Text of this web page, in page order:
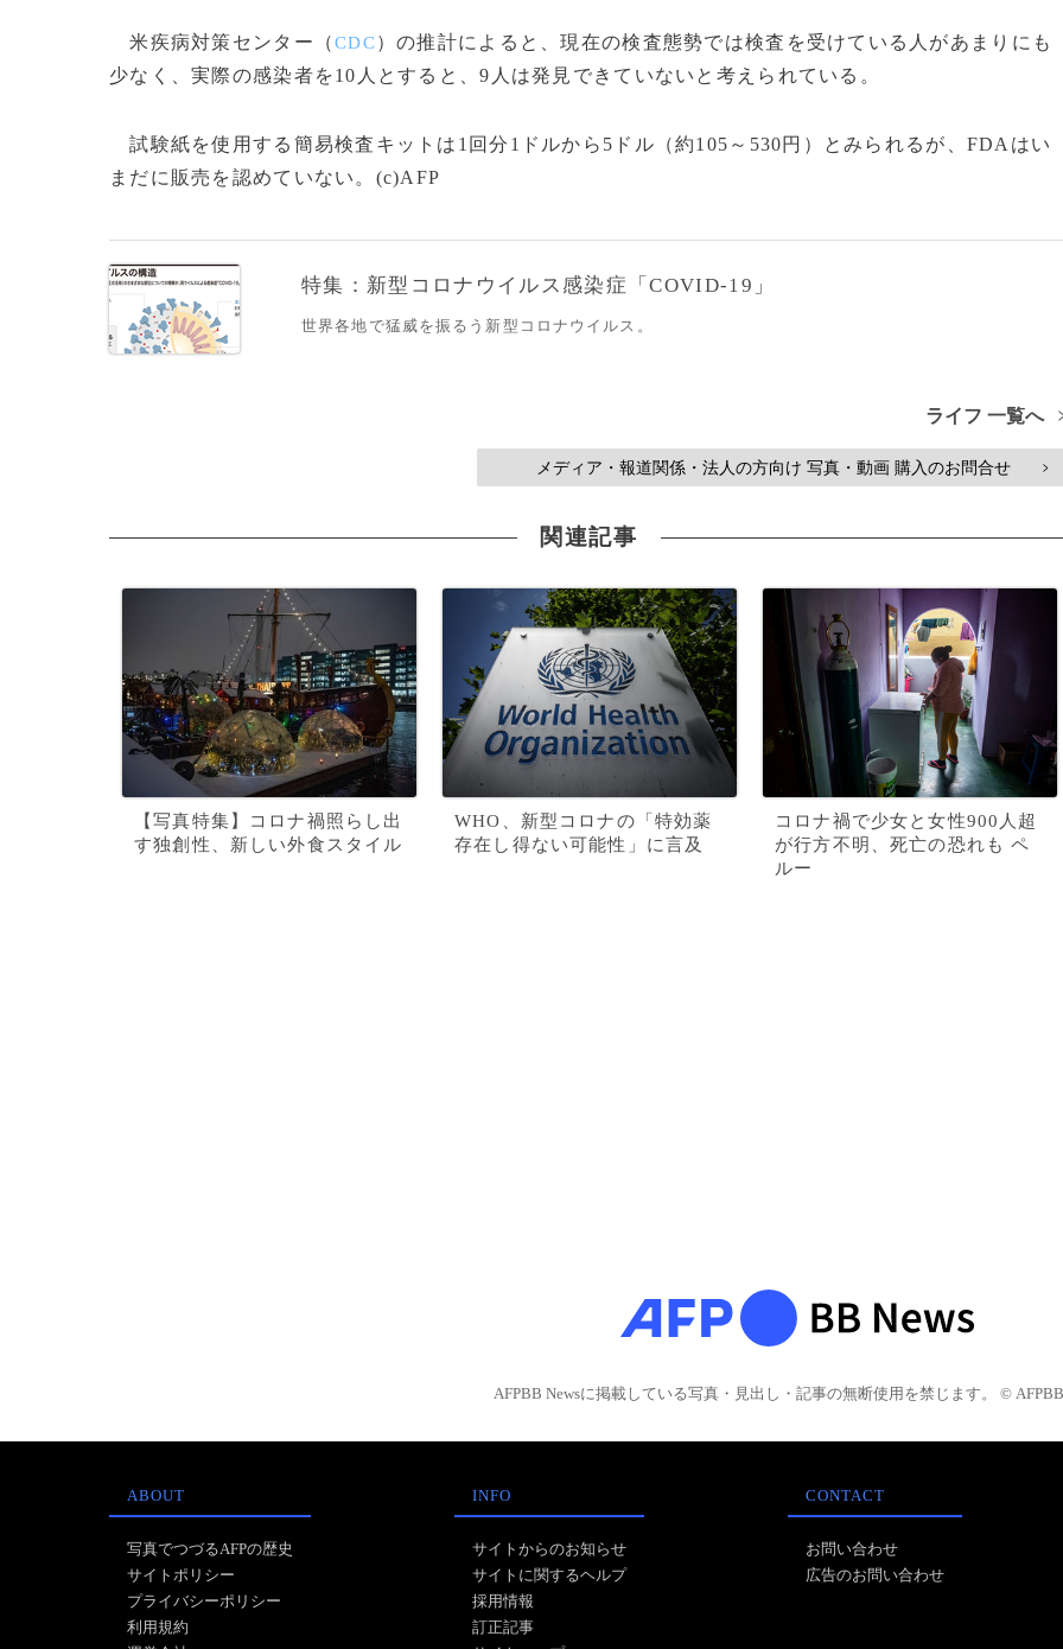
米疾病対策センター（CDC）の推計によると、現在の検査態勢では検査を受けている人があまりにも
少なく、実際の感染者を10人とすると、9人は発見できていないと考えられている。
試験紙を使用する簡易検査キットは1回分1ドルから5ドル（約105～530円）とみられるが、FDAはい
まだに販売を認めていない。(c)AFP
特集：新型コロナウイルス感染症「COVID-19」
世界各地で猛威を振るう新型コロナウイルス。
ライフ 一覧へ
メディア・報道関係・法人の方向け 写真・動画 購入のお問合せ >
関連記事
【写真特集】コロナ禍照らし出
す独創性、新しい外食スタイル
WHO、新型コロナの「特効薬
存在し得ない可能性」に言及
コロナ禍で少女と女性900人超
が行方不明、死亡の恐れも ペ
ルー
AFPBB Newsに掲載している写真・見出し・記事の無断使用を禁じます。 © AFPBB
ABOUT
写真でつづるAFPの歴史
サイトポリシー
プライバシーポリシー
利用規約
INFO
サイトからのお知らせ
サイトに関するヘルプ
採用情報
訂正記事
CONTACT
お問い合わせ
広告のお問い合わせ